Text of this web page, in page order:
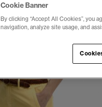
Cookie Banner
By clicking “Accept All Cookies”, you
navigation, analyze site usage, and